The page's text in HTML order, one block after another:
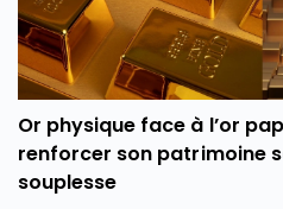
Or physique face à l’or
renforcer son patrimoine
souplesse